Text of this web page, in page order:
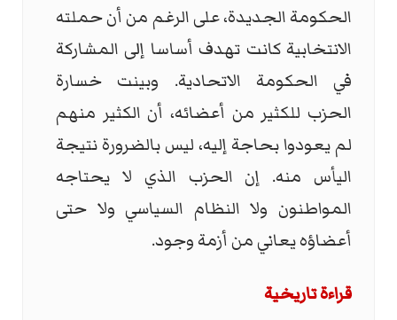
الحكومة الجديدة، على الرغم من أن حملته
الانتخابية كانت تهدف أساسا إلى المشاركة
في الحكومة الاتحادية. وبينت خسارة
الحزب للكثير من أعضائه، أن الكثير منهم
لم يعودوا بحاجة إليه، ليس بالضرورة نتيجة
اليأس منه. إن الحزب الذي لا يحتاجه
المواطنون ولا النظام السياسي ولا حتى
أعضاؤه يعاني من أزمة وجود.
قراءة تاريخية